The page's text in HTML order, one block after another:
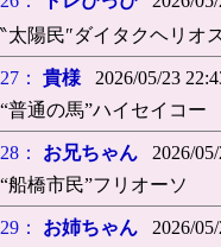
‶太陽民″ダイタクヘリオ
27： 貴様 2026/05/23
“普通の馬”ハイセイコー
28： お兄ちゃん 2026/05/
“船橋市民”フリオーソ
29： お姉ちゃん 2026/05/